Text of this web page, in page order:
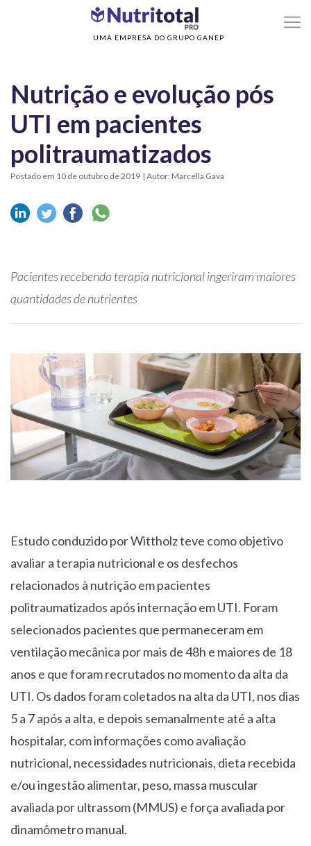
UMA EMPRESA DO GRUPO GANEP
Nutrição Enteral >Nutrição e evolução pós UTI em pacientes
Nutrição e evolução pós
UTI em pacientes
politraumatizados
Postado em 10 de outubro de 2019 | Autor: Marcella Gava
Pacientes recebendo terapia nutricional ingeriram maiores
quantidades de nutrientes
Estudo conduzido por Wittholz teve como objetivo
avaliar a terapia nutricional e os desfechos
relacionados à nutrição em pacientes
politraumatizados após internação em UTI. Foram
selecionados pacientes que permaneceram em
ventilação mecânica por mais de 48h e maiores de 18
anos e que foram recrutados no momento da alta da
UTI. Os dados foram coletados na alta da UTI, nos dias
5 a 7 após a alta, e depois semanalmente até a alta
hospitalar, com informações como avaliação
nutricional, necessidades nutricionais, dieta recebida
e/ou ingestão alimentar, peso, massa muscular
avaliada por ultrassom (MMUS) e força avaliada por
dinamômetro manual.